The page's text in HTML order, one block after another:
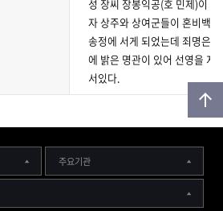
성 장씨 장봉익공(호 민제)이
자 상주와 상여군들이 혼비백
송정에 서게 되었는데 죄명은
에 밝은 명관이 있어 선영을 지
서있다.
주요기관